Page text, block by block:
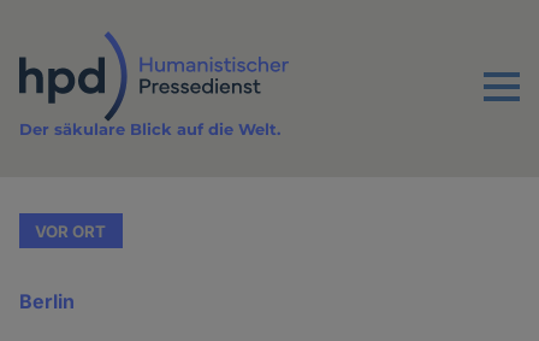
Inhalt
Menu
Der säkulare Blick auf die Welt.
VOR ORT
Berlin